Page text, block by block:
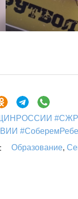
Образование,